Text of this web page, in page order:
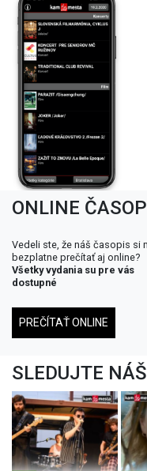
ONLINE
Vedeli ste, že náš časopis si
bezplatne prečítať aj online?
Všetky vydania su pre vás
dostupné
PREČÍTAŤ ONLINE
SLEDUJTE